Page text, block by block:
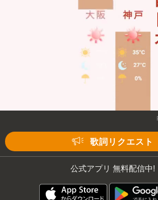
歌詞リクエスト
公式アプリ 無料配信中!